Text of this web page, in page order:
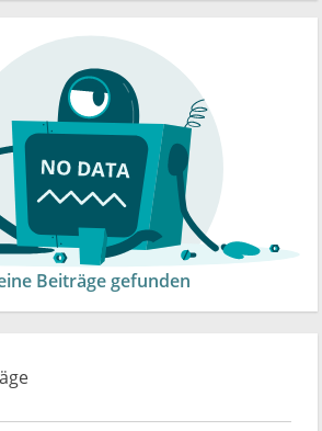
Beiträge gefunden